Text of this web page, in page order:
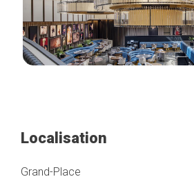
Localisation
Grand-Place